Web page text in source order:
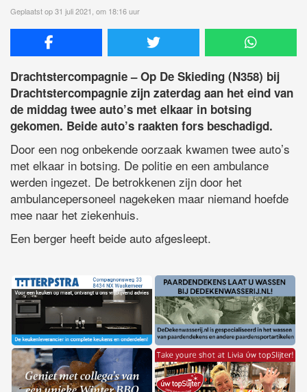
Geplaatst op 31 juli 2021, om 18:16 uur
Drachtstercompagnie – Op De Skieding (N358) bij
Drachtstercompagnie zijn zaterdag aan het eind van
de middag twee auto’s met elkaar in botsing
gekomen. Beide auto’s raakten fors beschadigd.
Door een nog onbekende oorzaak kwamen twee auto’s
met elkaar in botsing. De politie en een ambulance
werden ingezet. De betrokkenen zijn door het
ambulancepersoneel nagekeken maar niemand hoefde
mee naar het ziekenhuis.
Een berger heeft beide auto afgesleept.